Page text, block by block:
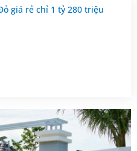
giá rẻ chỉ 1 tỷ 280 triệu